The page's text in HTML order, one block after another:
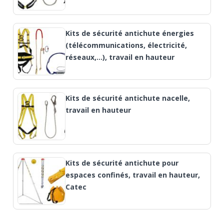
Kits de sécurité antichute énergies
(télécommunications, électricité,
réseaux,…), travail en hauteur
Kits de sécurité antichute nacelle,
travail en hauteur
Kits de sécurité antichute pour
espaces confinés, travail en hauteur,
Catec